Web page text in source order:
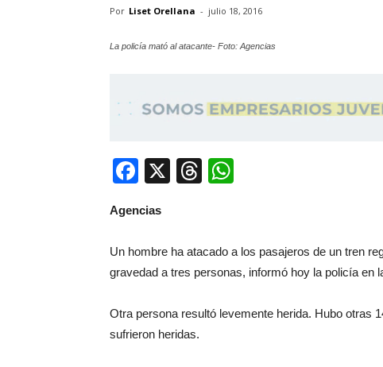
Por Liset Orellana - julio 18, 2016
La policía mató al atacante- Foto: Agencias
Facebook
X Threads
Agencias
Un hombre ha atacado a los pasajeros de un tren
gravedad a tres personas, informó hoy la policía en
Otra persona resultó levemente herida. Hubo otras
sufrieron heridas.